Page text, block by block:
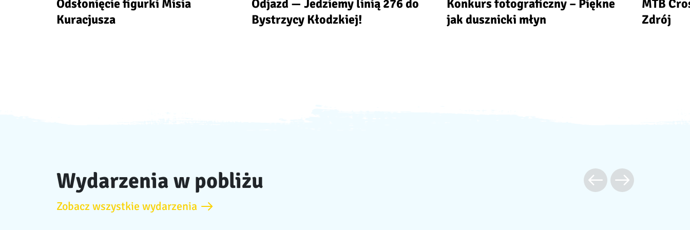
Odsłonięcie figurki Misia
Kuracjusza
Odjazd — Jedziemy linią 276 do
Bystrzycy Kłodzkiej!
Konkurs fotograficzny – Piękne
jak dusznicki młyn
MTB
Zdrój
Wydarzenia w pobliżu
Zobacz wszystkie wydarzenia